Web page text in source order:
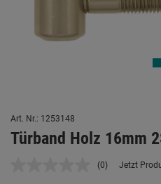
Art. Nr.: 1253148
Türband Holz 16mm
Kein
(0) Jetzt